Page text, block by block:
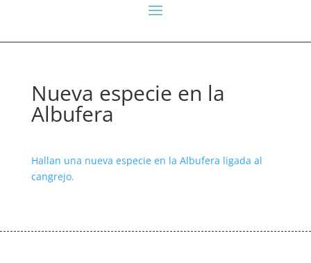
Nueva especie en la
Albufera
Hallan una nueva especie en la Albufera ligada al
cangrejo.